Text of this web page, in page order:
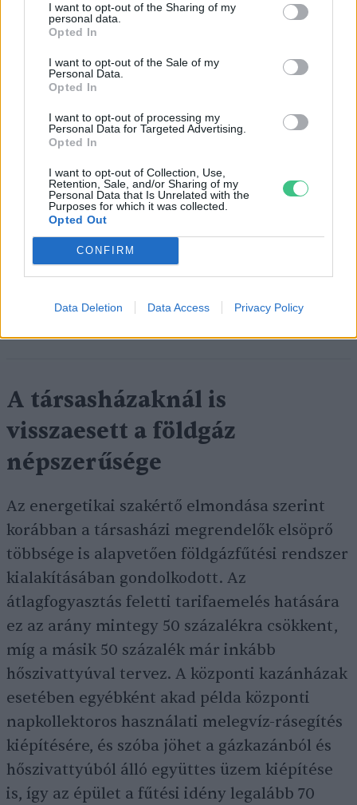
I want to opt-out of the Sharing of my
personal data.
Opted In
I want to opt-out of the Sale of my
Personal Data.
Opted In
I want to opt-out of processing my
Personal Data for Targeted Advertising.
Opted In
I want to opt-out of Collection, Use,
Retention, Sale, and/or Sharing of my
Personal Data that Is Unrelated with the
Purposes for which it was collected.
Opted Out
CONFIRM
Data Deletion Data Access Privacy Policy
ingatlanszektorban tervezett bevezetése is
érintheti, de ennek részletei ma még nem
ismertek. Mindenesetre a cél ez esetben is
egyértelműen az lenne, hogy az
energiahatékonyság javítása és a megújuló
energiák alkalmazása felé tereljék a
környezeti lábnyomát.
Cikkajánló
gázkazánokat?
A társasházaknál is
visszaesett a földgáz
népszerűsége
Az energetikai szakértő elmondása szerint
korábban a társasházi megrendelők elsöprő
többsége is alapvetően földgázfűtési rendszer
kialakításában gondolkodott. Az
átlagfogyasztás feletti tarifaemelés hatására
ez az arány mintegy 50 százalékra csökkent,
míg a másik 50 százalék már inkább
hőszivattyúval tervez. A központi kazánházak
esetében egyébként akad példa központi
napkollektoros használati melegvíz-rásegítés
kiépítésére, és szóba jöhet a gázkazánból és
hőszivattyúból álló együttes üzem kiépítése
is, így az épület a fűtési idény legalább 70